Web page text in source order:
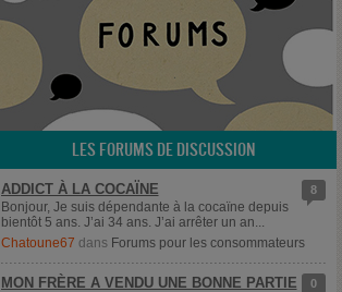
LES FORUMS DE DISCUSSION
8
ADDICT À LA COCAÏNE
Bonjour, Je suis dépendante à la cocaïne depuis
bientôt 5 ans. J’ai 34 ans. J’ai arrêter un an...
Chatoune67 dans Forums pour les consommateurs
0
MON FRÈRE A VENDU UNE BONNE PARTIE